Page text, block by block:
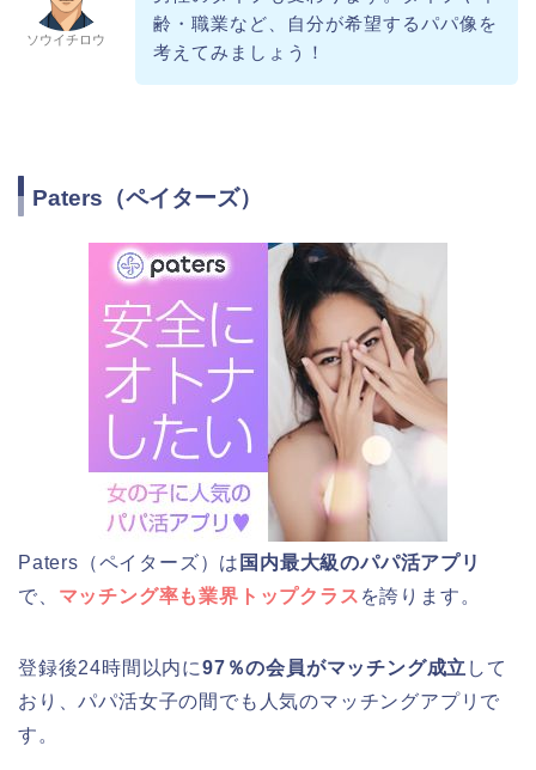
ソウイチロウ
齢・職業など、自分が希望するパパ像を
考えてみましょう！
Paters（ペイターズ）
Paters（ペイターズ）は 国内最大級のパパ活アプリ
で、 マッチング率も業界トップクラス を誇ります。
登録後24時間以内に97％の会員がマッチング成立 して
おり、パパ活女子の間でも人気のマッチングアプリで
す。